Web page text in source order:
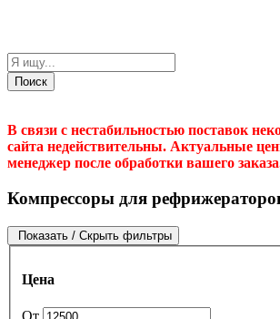
Поиск
В связи с нестабильностью поставок
сайта недействительны. Актуальные
менеджер после обработки вашего
Компрессоры для
Показать / Скрыть фильтры
Цена
От